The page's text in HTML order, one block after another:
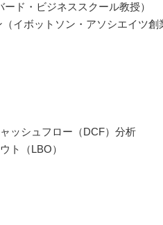
ド・ビジネススクール教授）
（イボットソン・アソシエイツ
シュフロー（DCF）分析
ト（LBO）